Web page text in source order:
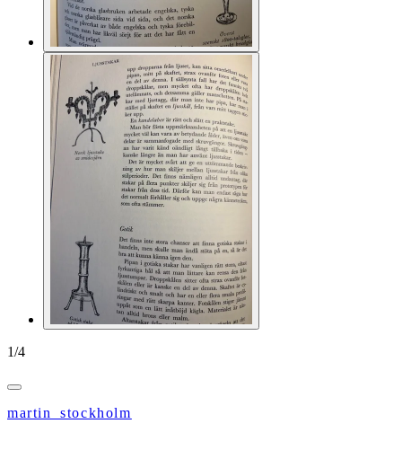
1/4
martin_stockholm